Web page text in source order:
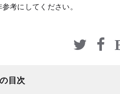
考にしてください。
目次